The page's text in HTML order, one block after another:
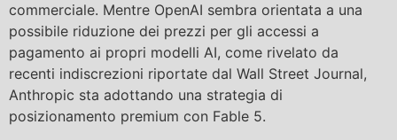
commerciale. Mentre OpenAI sembra orientata a una
possibile riduzione dei prezzi per gli accessi a
pagamento ai propri modelli AI, come rivelato da
recenti indiscrezioni riportate dal Wall Street Journal,
Anthropic sta adottando una strategia di
posizionamento premium con Fable 5.